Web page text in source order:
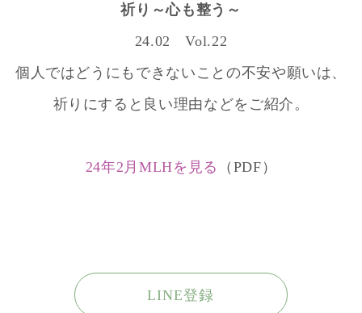
祈り～心も整う～
24.02 Vol.22
個人ではどうにもできないことの不安や願いは、
祈りにすると良い理由などをご紹介。
24年2月MLHを見る （PDF）
LINE登録